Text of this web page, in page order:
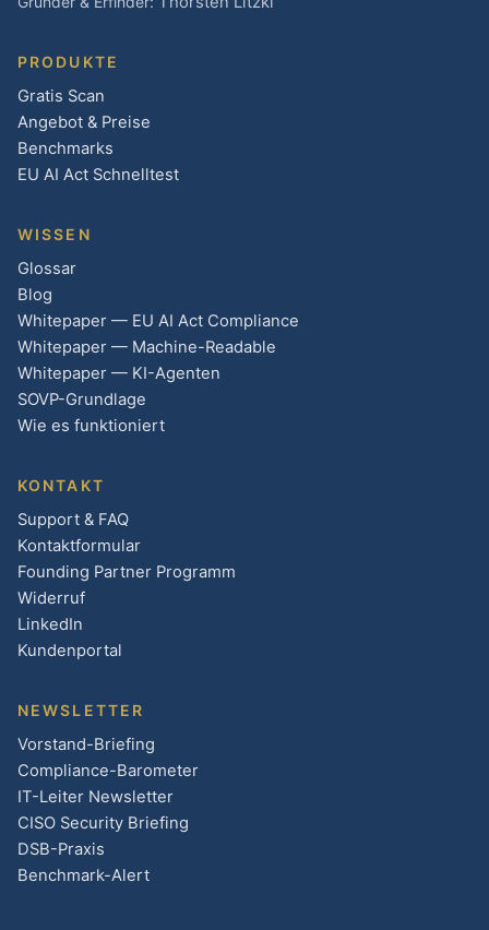
PRODUKTE
Gratis Scan
Angebot & Preise
Benchmarks
EU AI Act Schnelltest
WISSEN
Glossar
Blog
Whitepaper — EU AI Act Compliance
Whitepaper — Machine-Readable
Whitepaper — KI-Agenten
SOVP-Grundlage
Wie es funktioniert
KONTAKT
Support & FAQ
Kontaktformular
Founding Partner Programm
Widerruf
LinkedIn
Kundenportal
NEWSLETTER
Vorstand-Briefing
Compliance-Barometer
IT-Leiter Newsletter
CISO Security Briefing
DSB-Praxis
Benchmark-Alert